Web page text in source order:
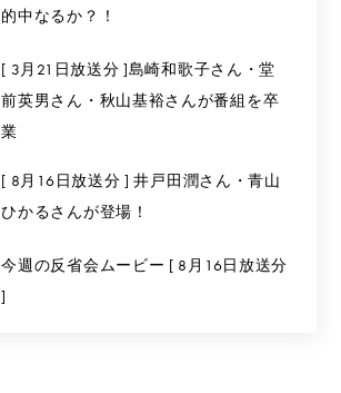
的中なるか？！
[ 3月21日放送分 ]島崎和歌子さん・堂
前英男さん・秋山基裕さんが番組を卒
業
[ 8月16日放送分 ] 井戸田潤さん・青山
ひかるさんが登場！
今週の反省会ムービー [ 8月16日放送分
]